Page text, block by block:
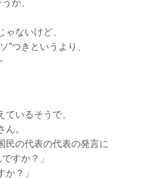
か、
ゃないけど、
”つきというより、
ているそうで、
。
民の代表の代表の発言に
すか？」
か？」